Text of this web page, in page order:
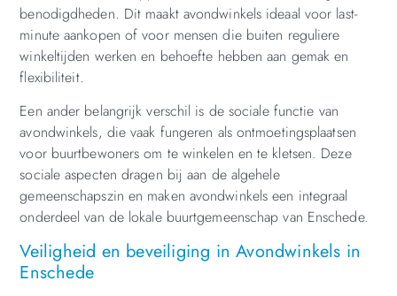
benodigdheden. Dit maakt avondwinkels ideaal voor last-
minute aankopen of voor mensen die buiten reguliere
winkeltijden werken en behoefte hebben aan gemak en
flexibiliteit.
Een ander belangrijk verschil is de sociale functie van
avondwinkels, die vaak fungeren als ontmoetingsplaatsen
voor buurtbewoners om te winkelen en te kletsen. Deze
sociale aspecten dragen bij aan de algehele
gemeenschapszin en maken avondwinkels een integraal
onderdeel van de lokale buurtgemeenschap van Enschede.
Veiligheid en beveiliging in Avondwinkels in
Enschede